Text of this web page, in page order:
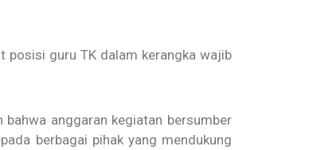
posisi guru TK dalam kerangka wajib
anggaran kegiatan bersumber
berbagai pihak yang mendukung